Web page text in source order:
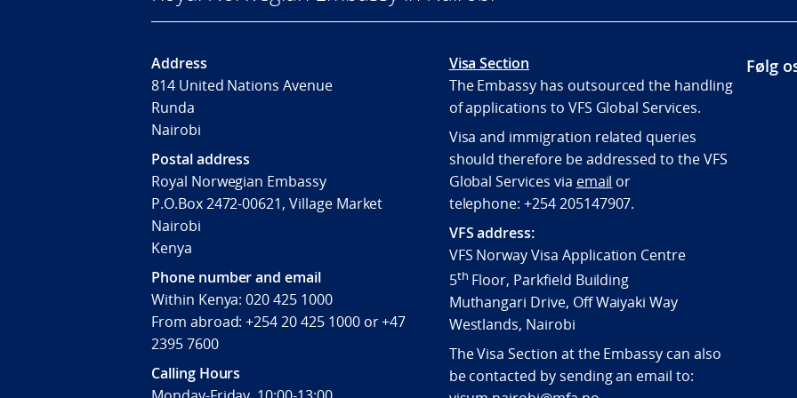
Address
814 United Nations Avenue
Runda
Nairobi
Postal address
Royal Norwegian Embassy
P.O.Box 2472-00621, Village Market
Nairobi
Kenya
Phone number and email
Within Kenya: 020 425 1000
From abroad: +254 20 425 1000 or +47
2395 7600
Calling Hours
Visa Section
The Embassy has outsourced the handling
of applications to VFS Global Services.
Visa and immigration related queries
should therefore be addressed to the VFS
Global Services via email or
telephone:+254 205147907.
VFS address:
VFS Norway Visa Application Centre
5th Floor, Parkfield Building
Muthangari Drive, Off Waiyaki Way
Westlands, Nairobi
The Visa Section at the Embassy can also
be contacted by sending an email to:
Følg